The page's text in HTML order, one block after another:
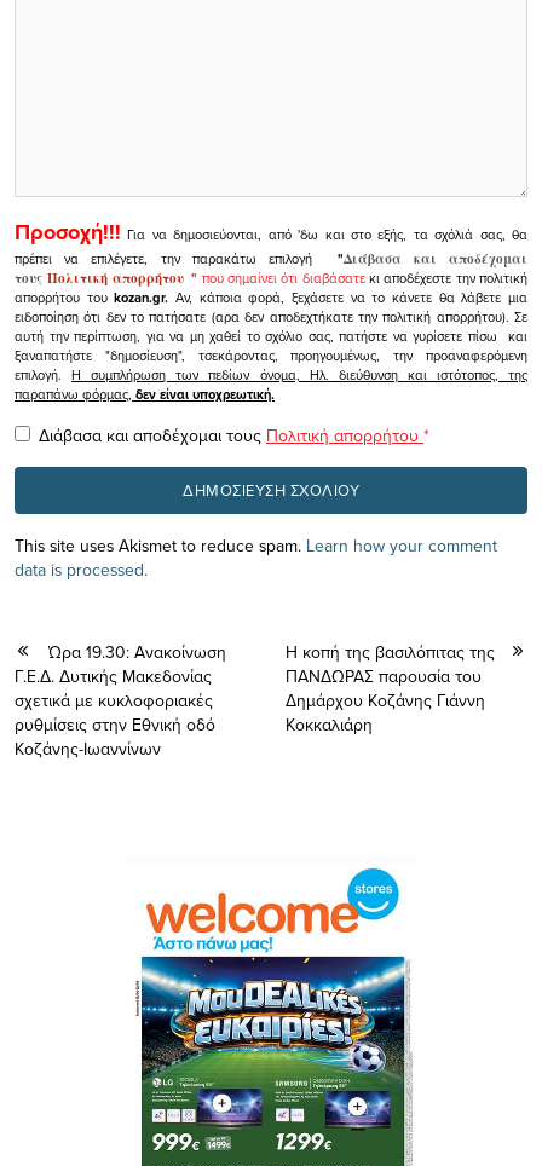
Προσοχή!!! Για να δημοσιεύονται, από 'δω και στο εξής, τα σχόλιά σας, θα
πρέπει να επιλέγετε, την παρακάτω επιλογή
"Διάβασα και αποδέχομαι
τουςΠολιτική απορρήτου" που σημαίνει ότι διαβάσατεκι αποδέχεστε την πολιτική
απορρήτου τουkozan.gr. Αν, κάποια φορά, ξεχάσετε να το κάνετε θα λάβετε μια
ειδοποίηση ότι δεν το πατήσατε (αρα δεν αποδεχτήκατε την πολιτική απορρήτου). Σε
αυτή την περίπτωση, για να μη χαθεί το σχόλιο σας, πατήστε να γυρίσετε πίσω και
ξαναπατήστε "δημοσίευση", τσεκάροντας, προηγουμένως, την προαναφερόμενη
επιλογή.Η συμπλήρωση των πεδίων όνομα, Ηλ. διεύθυνση και ιστότοπος, της
παραπάνω φόρμας, δεν είναι υποχρεωτική.
Διάβασα και αποδέχομαι τους Πολιτική απορρήτου *
This site uses Akismet to reduce spam. Learn how your comment
data is processed.
Ώρα 19.30: Ανακοίνωση
Γ.Ε.Δ. Δυτικής Μακεδονίας
σχετικά με κυκλοφοριακές
ρυθμίσεις στην Εθνική οδό
Κοζάνης-Ιωαννίνων
Η κοπή της βασιλόπιτας της
ΠΑΝΔΩΡΑΣ παρουσία του
Δημάρχου Κοζάνης Γιάννη
Κοκκαλιάρη